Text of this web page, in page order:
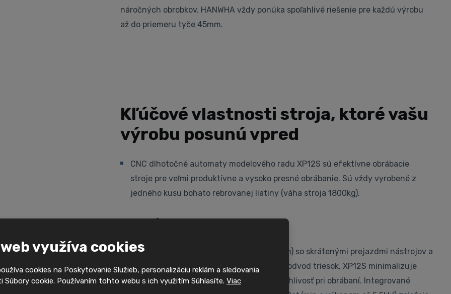
náročných obrobkov. HANWHA vždy ponúka spoľahlivé riešenie pre každú výrobu
až do priemeru tyče 45mm.
Kľúčové vlastnosti stroja, ktoré vašu
výrobu posunú vpred
CNC dlhotočné automaty modelového radu XP12S sú efektívne obrábacie
stroje pre veľmi produktívne a vysoko presné obrábanie. Sú vždy vyrobené z
jedného kusu bohato rebrovanej liatiny (váha stroja 1800kg).
Vysoká produktivita:
S rýchlou posuvovou rýchlosťou (24m/min) so skrátenými prejazdmi nástrojov a
optimalizovaným dizajnom pre efektívny odvod triesok, XP12S minimalizuje
prestoje a maximalizuje produkciu a spoľahlivosť pri obrábaní. Integrované
využíva cookies
cookies na Poskytovanie Služieb, personalizáciu reklám a sledovania
Súbory cookie. Používaním tohto webu s ich využitím Súhlasíte. Viac